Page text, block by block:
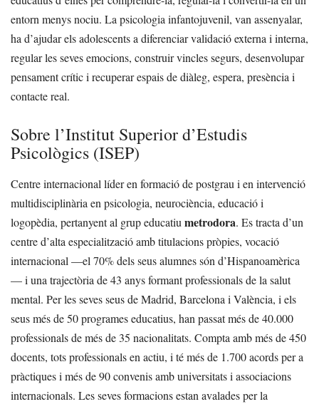
entorn menys nociu. La psicologia infantojuvenil, van assenyalar,
ha d’ajudar els adolescents a diferenciar validació externa i interna,
regular les seves emocions, construir vincles segurs, desenvolupar
pensament crític i recuperar espais de diàleg, espera, presència i
contacte real.
Sobre l’Institut Superior d’Estudis
Psicològics (ISEP)
Centre internacional líder en formació de postgrau i en intervenció
multidisciplinària en psicologia, neurociència, educació i
logopèdia, pertanyent al grup educatiumetrodora. Es tracta d’un
centre d’alta especialització amb titulacions pròpies, vocació
internacional —el 70% dels seus alumnes són d’Hispanoamèrica
— i una trajectòria de 43 anys formant professionals de la salut
mental. Per les seves seus de Madrid, Barcelona i València, i els
seus més de 50 programes educatius, han passat més de 40.000
professionals de més de 35 nacionalitats. Compta amb més de 450
docents, tots professionals en actiu, i té més de 1.700 acords per a
pràctiques i més de 90 convenis amb universitats i associacions
internacionals. Les seves formacions estan avalades per la